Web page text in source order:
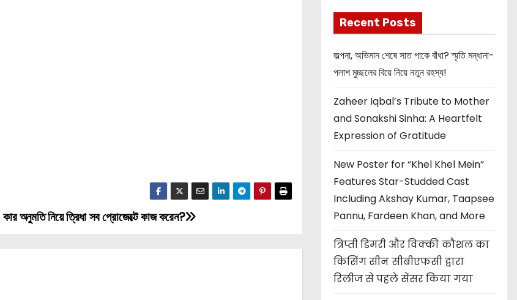
কার অনুমতি নিয়ে ত্রিধা সব প্রোজেক্টে কাজ করেন?
Recent Posts
জল্পনা, অভিমান শেষে সাত পাকে বাঁধা? স্মৃতি মন্ধানা-
পলাশ মুচ্ছলের বিয়ে নিয়ে নতুন রহস্য!
Zaheer Iqbal’s Tribute to Mother
and Sonakshi Sinha: A Heartfelt
Expression of Gratitude
New Poster for “Khel Khel Mein”
Features Star-Studded Cast
Including Akshay Kumar, Taapsee
Pannu, Fardeen Khan, and More
त्रिप्ती डिमरी और विक्की कौशल का
किसिंग सीन सीबीएफसी द्वारा
रिलीज से पहले सेंसर किया गया